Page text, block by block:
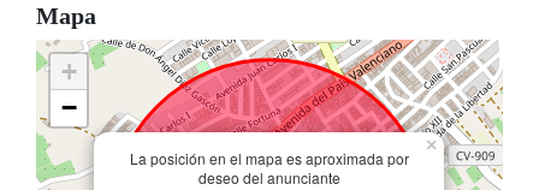
Mapa
La posición en el mapa es aproximada por
deseo del anunciante
×
+
−